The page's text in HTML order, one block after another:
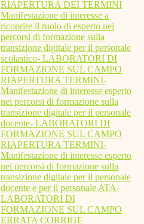
RIAPERTURA DEI TERMINI
Manifestazione di interesse a
ricoprire il ruolo di esperto nei
percorsi di formazione sulla
transizione digitale per il personale
scolastico- LABORATORI DI
FORMAZIONE SUL CAMPO
RIAPERTURA TERMINI-
Manifestazione di interesse esperto
nei percorsi di formazione sulla
transizione digitale per il personale
docente- LABORATORI DI
FORMAZIONE SUL CAMPO
RIAPERTURA TERMINI-
Manifestazione di interesse esperto
nei percorsi di formazione sulla
transizione digitale per il personale
docente e per il personale ATA-
LABORATORI DI
FORMAZIONE SUL CAMPO
ERRATA CORRIGE